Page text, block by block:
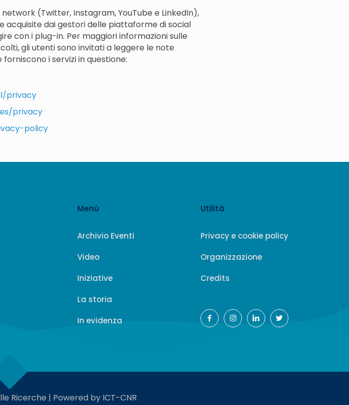
(Twitter, Instagram, YouTube e LinkedIn),
dai gestori delle piattaforme di social
con i plug-in. Per maggiori informazioni sulle
gli utenti sono invitati a leggere le note
i servizi in questione:
privacy
privacy
policy
Menù
Archivio Eventi
Video
Iniziative
La storia
In evidenza
Utilità
Privacy e cookie policy
Organizzazione
Credits
Ricerche | Powered by ICT-CNR